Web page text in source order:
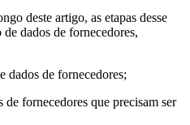
deste artigo, as etapas desse
dados de fornecedores,
dados de fornecedores;
de fornecedores que precisam ser